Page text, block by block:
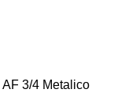
AF 3/4 Metalico